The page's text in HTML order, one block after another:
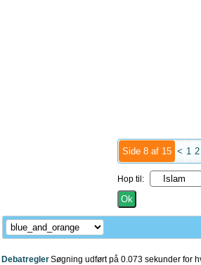
Side 8 af 15 < 1 2
Hop til:
DebatreglerSøgning udført på 0.073 sekunder for